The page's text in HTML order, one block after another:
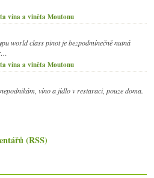
vína a viněta Moutonu
world class pinot je bezpodmínečně nutná
vína a viněta Moutonu
víno a jídlo v restaraci, pouze doma.
(RSS)